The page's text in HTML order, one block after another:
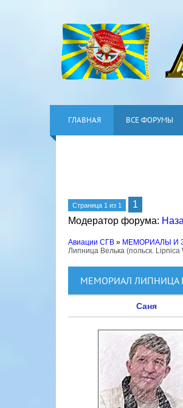
ГЛАВНАЯ ВСЕ ФОРУМЫ
Страница 1 из 1
1
Модератор форума:
Авиации СГВ » МЕМОРИАЛЫ И
Липница Велька (польск. Lipnica
МЕМОРИАЛ ЛИПНИЦА
Саня